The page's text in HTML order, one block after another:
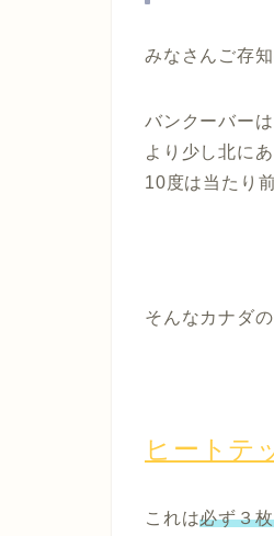
みなさんご存
バンクーバー
より少し北に
10度は当たり
そんなカナダ
ヒートテ
これは必ず３